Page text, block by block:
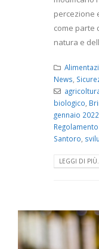
percezione
come parte
natura e
News,
biologico,
gennaio 2022
Santoro,
LEGGI DI